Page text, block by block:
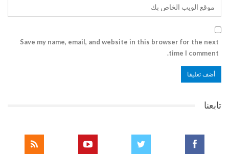
Save my name, email, and website in this browser for the next
time I comment.
تابعنا